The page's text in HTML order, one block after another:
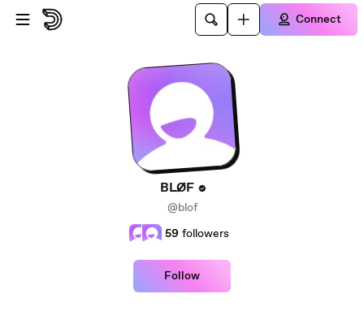
Skip to main content
Connect
BLØF
@blof
59 followers
Follow